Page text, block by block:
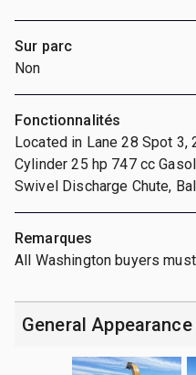
Sur parc
Non
Fonctionnalités
Located in Lane 28 Spot 3,
Cylinder 25 hp 747 cc
Swivel Discharge Chute,
Remarques
All Washington buyers
General Appearance